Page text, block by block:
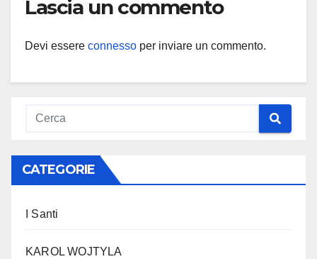
Lascia un commento
Devi essere connesso per inviare un commento.
CATEGORIE
I Santi
KAROL WOJTYLA